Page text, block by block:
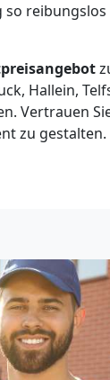
so
Hallein,
Vertrauen
zu gestalten.